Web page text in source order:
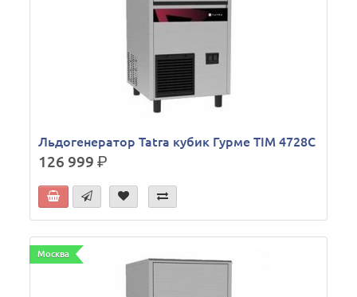
Льдогенератор Tatra кубик Гурме TIM 4728C
126 999р.
Москва